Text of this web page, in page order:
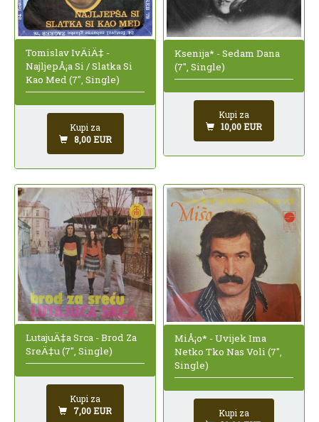
Tomislav IvÄiÄ‡ -
NajljepÅ¡a Si / Slatka Si
Kao Med (7", Single)
Kupi za
8,00 EUR
Ksenija* - Sedam Dana
(7", Single)
Kupi za
10,00 EUR
LutajuÄ‡a Srca - Brod Za
SreÄ‡u (7", Single)
Kupi za
7,00 EUR
MiÅ¡o* - Uvijek Ima
Netko Tko Nas Voli (7",
Single)
Kupi za